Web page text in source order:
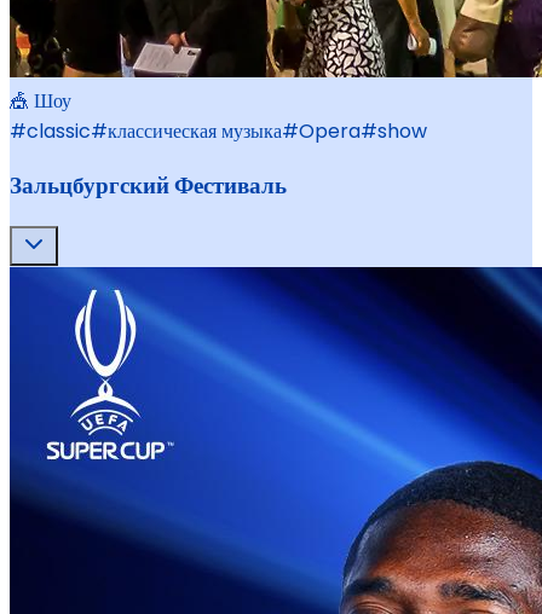
🎪 Шоу
#classic#классическая музыка#Opera#show
Зальцбургский Фестиваль